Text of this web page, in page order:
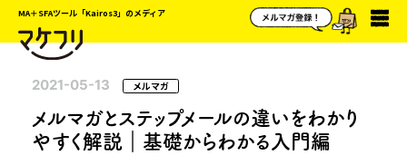
MA＋SFAツール「Kairos3」のメディア
2021-05-13 メルマガ
メルマガとステップメールの違いをわかり
やすく解説｜基礎からわかる入門編